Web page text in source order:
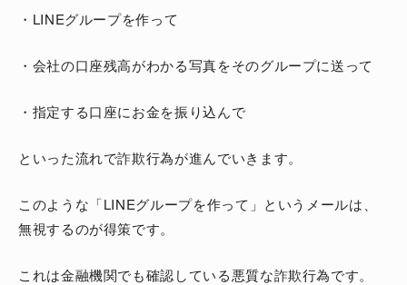
・LINEグループを作って
・会社の口座残高がわかる写真をそのグループに送って
・指定する口座にお金を振り込んで
といった流れで詐欺行為が進んでいきます。
このような「LINEグループを作って」というメールは、
無視するのが得策です。
これは金融機関でも確認している悪質な詐欺行為です。